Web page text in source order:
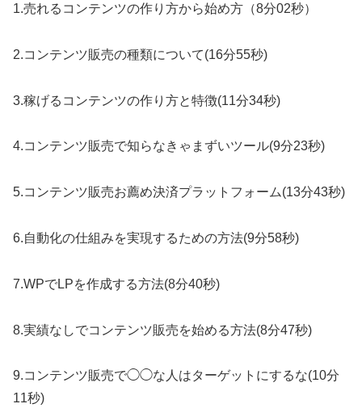
1.売れるコンテンツの作り方から始め方（8分02秒）
2.コンテンツ販売の種類について(16分55秒)
3.稼げるコンテンツの作り方と特徴(11分34秒)
4.コンテンツ販売で知らなきゃまずいツール(9分23秒)
5.コンテンツ販売お薦め決済プラットフォーム(13分43秒)
6.自動化の仕組みを実現するための方法(9分58秒)
7.WPでLPを作成する方法(8分40秒)
8.実績なしでコンテンツ販売を始める方法(8分47秒)
9.コンテンツ販売で◯◯な人はターゲットにするな(10分
11秒)